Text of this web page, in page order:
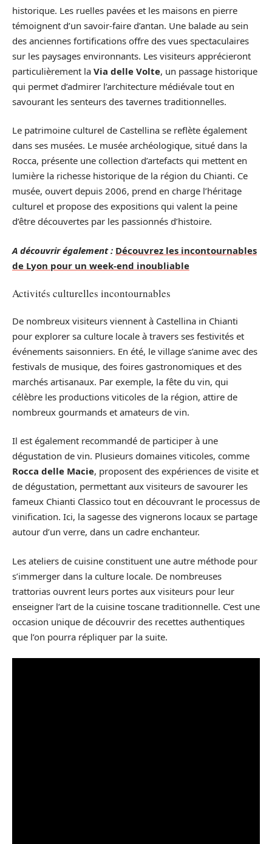
historique. Les ruelles pavées et les maisons en pierre
témoignent d’un savoir-faire d’antan. Une balade au sein
des anciennes fortifications offre des vues spectaculaires
sur les paysages environnants. Les visiteurs apprécieront
particulièrement la Via delle Volte, un passage historique
qui permet d’admirer l’architecture médiévale tout en
savourant les senteurs des tavernes traditionnelles.
Le patrimoine culturel de Castellina se reflète également
dans ses musées. Le musée archéologique, situé dans la
Rocca, présente une collection d’artefacts qui mettent en
lumière la richesse historique de la région du Chianti. Ce
musée, ouvert depuis 2006, prend en charge l’héritage
culturel et propose des expositions qui valent la peine
d’être découvertes par les passionnés d’histoire.
A découvrir également : Découvrez les incontournables
de Lyon pour un week-end inoubliable
Activités culturelles incontournables
De nombreux visiteurs viennent à Castellina in Chianti
pour explorer sa culture locale à travers ses festivités et
événements saisonniers. En été, le village s’anime avec des
festivals de musique, des foires gastronomiques et des
marchés artisanaux. Par exemple, la fête du vin, qui
célèbre les productions viticoles de la région, attire de
nombreux gourmands et amateurs de vin.
Il est également recommandé de participer à une
dégustation de vin. Plusieurs domaines viticoles, comme
Rocca delle Macie, proposent des expériences de visite et
de dégustation, permettant aux visiteurs de savourer les
fameux Chianti Classico tout en découvrant le processus de
vinification. Ici, la sagesse des vignerons locaux se partage
autour d’un verre, dans un cadre enchanteur.
Les ateliers de cuisine constituent une autre méthode pour
s’immerger dans la culture locale. De nombreuses
trattorias ouvrent leurs portes aux visiteurs pour leur
enseigner l’art de la cuisine toscane traditionnelle. C’est une
occasion unique de découvrir des recettes authentiques
que l’on pourra répliquer par la suite.